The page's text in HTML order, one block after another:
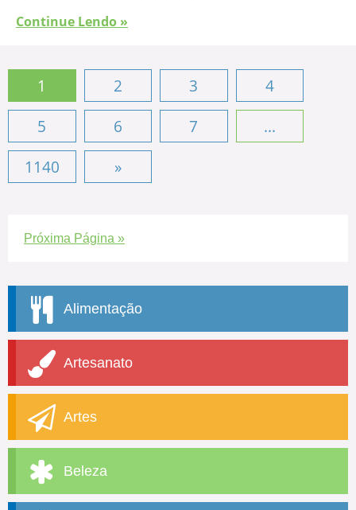
Continue Lendo »
1 2 3
4
5
6 7
...
1140
»
Próxima Página »
Alimentação
Artesanato
Artes
Beleza